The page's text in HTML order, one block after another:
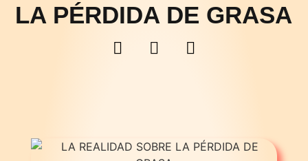
LA PÉRDIDA DE GRASA